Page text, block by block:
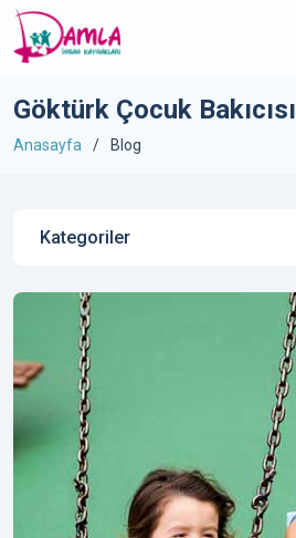
Göktürk Çocuk Bakıcısı
Anasayfa Blog
Kategoriler